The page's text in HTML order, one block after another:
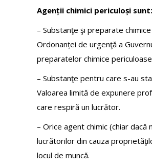
Agenții chimici periculoși sunt:
– Substanţe şi preparate
Ordonanței de urgenţă a
preparatelor chimice
– Substanţe pentru care s-au
Valoarea limită de expunere
care respiră un lucrător.
– Orice agent chimic (chiar
lucrătorilor din cauza
locul de muncă.